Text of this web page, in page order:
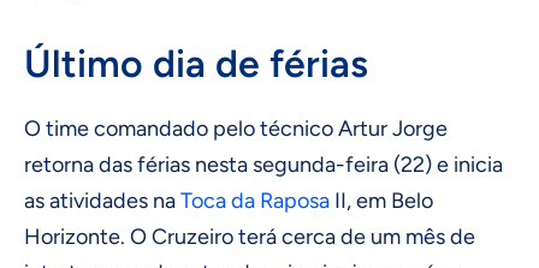
Último dia de férias
O time comandado pelo técnico Artur Jorge
retorna das férias nesta segunda-feira (22) e inicia
as atividades naToca da Raposa II, em Belo
Horizonte. O Cruzeiro terá cerca de um mês de